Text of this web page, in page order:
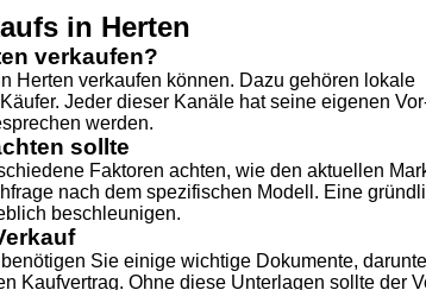
in Herten
verkaufen?
Herten verkaufen können. Dazu gehören lokale
Jeder dieser Kanäle hat seine eigenen
werden.
sollte
Faktoren achten, wie den aktuellen
nach dem spezifischen Modell. Eine
beschleunigen.
Sie einige wichtige Dokumente,
Kaufvertrag. Ohne diese Unterlagen sollte der